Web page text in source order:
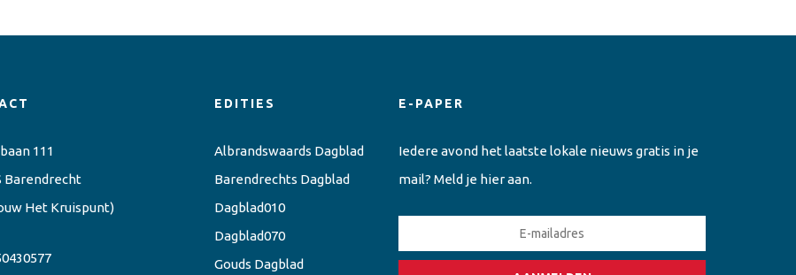
111
Barendrecht
Het Kruispunt)
EDITIES
Albrandswaards Dagblad
Barendrechts Dagblad
Dagblad010
Dagblad070
Gouds Dagblad
E-PAPER
Iedere avond het laatste lokale nieuws gratis in je
mail? Meld je hier aan.